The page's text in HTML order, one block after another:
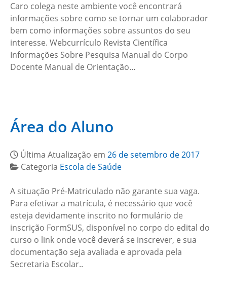
Caro colega neste ambiente você encontrará
informações sobre como se tornar um colaborador
bem como informações sobre assuntos do seu
interesse. Webcurrículo Revista Científica
Informações Sobre Pesquisa Manual do Corpo
Docente Manual de Orientação…
Área do Aluno
Última Atualização em 26 de setembro de 2017
Categoria Escola de Saúde
A situação Pré-Matriculado não garante sua vaga.
Para efetivar a matrícula, é necessário que você
esteja devidamente inscrito no formulário de
inscrição FormSUS, disponível no corpo do edital do
curso o link onde você deverá se inscrever, e sua
documentação seja avaliada e aprovada pela
Secretaria Escolar..